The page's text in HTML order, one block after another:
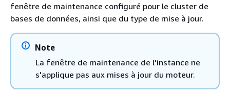
fenêtre de maintenance configuré pour le cluster de
bases de données, ainsi que du type de mise à jour.
Note
La fenêtre de maintenance de l'instance ne
s'applique pas aux mises à jour du moteur.